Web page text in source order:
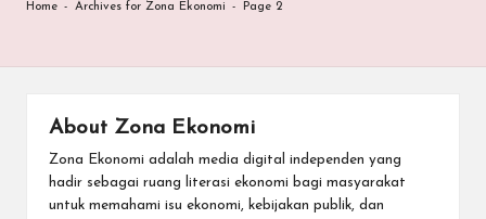
Home - Archives for Zona Ekonomi - Page 2
About Zona Ekonomi
Zona Ekonomi adalah media digital independen yang
hadir sebagai ruang literasi ekonomi bagi masyarakat
untuk memahami isu ekonomi, kebijakan publik, dan